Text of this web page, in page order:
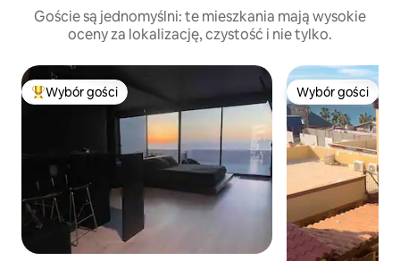
Goście są jednomyślni: te mieszkania mają wysokie
oceny za lokalizację, czystość i nie tylko.
Najpopularniejsze z kategorii Wybór gości
Wybór gości Wybór gości
Wybór gości